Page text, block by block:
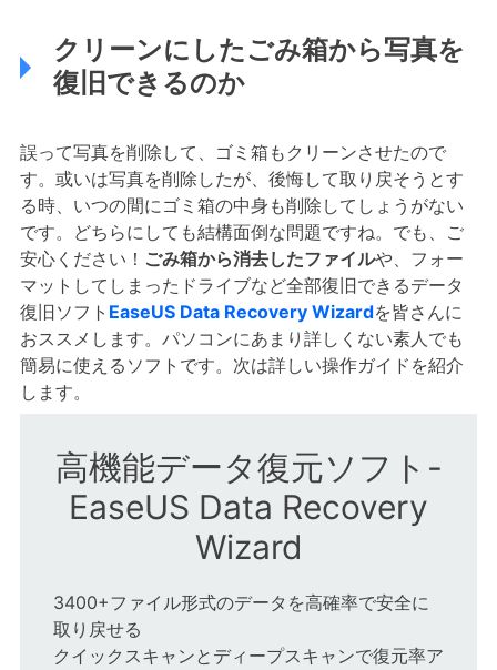
クリーンにしたごみ箱から写真を
復旧できるのか
誤って写真を削除して、ゴミ箱もクリーンさせたので
す。或いは写真を削除したが、後悔して取り戻そうとす
る時、いつの間にゴミ箱の中身も削除してしょうがない
です。どちらにしても結構面倒な問題ですね。 でも、ご
安心ください！ ごみ箱から消去したファイルや、 フォー
マット してしまったドライブなど全部復旧できるデータ
復旧ソフト EaseUS Data Recovery Wizardを皆さんに
おススメします。パソコンにあまり詳しくない素人でも
簡易に使えるソフトです。次は詳しい操作ガイドを紹介
します。
高機能データ復元ソフト-
EaseUS Data Recovery
Wizard
3400+ファイル形式のデータを高確率で安全に
取り戻せる
クイックスキャンとディープスキャンで復元率ア